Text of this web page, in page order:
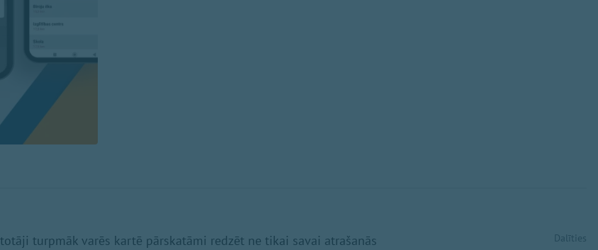
turpmāk varēs kartē pārskatāmi redzēt ne tikai savai atrašanās
Dalīties